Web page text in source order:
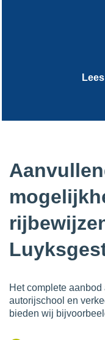
Het complete
autorijschool en
bieden wij